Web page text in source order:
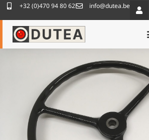
+32 (0)470 94 80 62 info@dutea.be